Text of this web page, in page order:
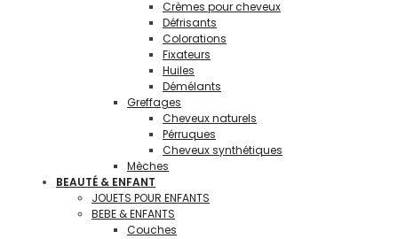
Crèmes pour cheveux
Défrisants
Colorations
Fixateurs
Huiles
Démélants
Greffages
Cheveux naturels
Pérruques
Cheveux synthétiques
Mèches
BEAUTÉ & ENFANT
JOUETS POUR ENFANTS
BEBE & ENFANTS
Couches